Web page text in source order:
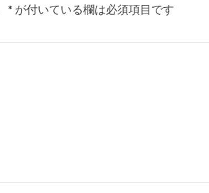
* が付いている欄は必須項目です